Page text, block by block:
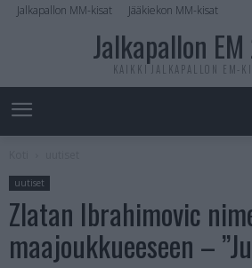
Jalkapallon MM-kisat Jääkiekon MM-kisat
Jalkapallon
KAIKKI JALKAPALLON EM-
uutiset
Zlatan Ibrahimovic
maajoukkueeseen –